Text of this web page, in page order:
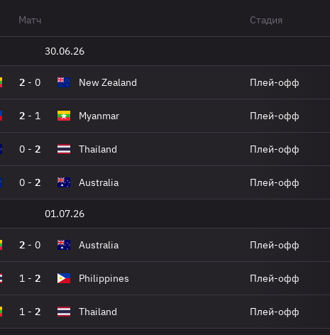
Матч Стадия
30.06.26
2 - 0 New Zealand Плей-офф
2 - 1 Myanmar Плей-офф
0 - 2 Thailand Плей-офф
0 - 2 Australia Плей-офф
01.07.26
2 - 0 Australia Плей-офф
1 - 2 Philippines Плей-офф
1 - 2 Thailand Плей-офф